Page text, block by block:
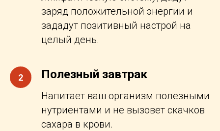
заряд положительной энергии и
зададут позитивный настрой на
целый день.
2 Полезный завтрак
Напитает ваш организм полезными
нутриентами и не вызовет скачков
сахара в крови.